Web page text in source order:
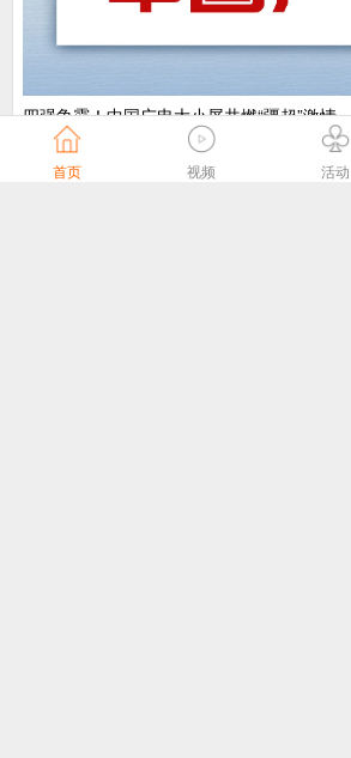
​四强争霸！中国广电大小屏共燃“疆超”激情
中国广电
首页 视频 活动